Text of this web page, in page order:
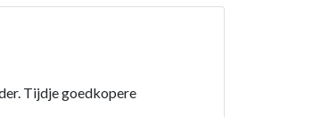
Tijdje goedkopere